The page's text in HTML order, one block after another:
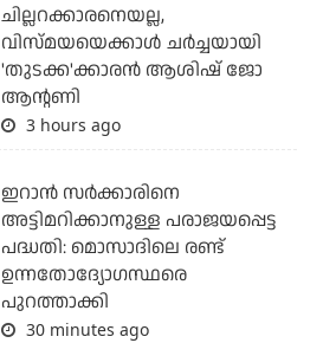
ചില്ലറക്കാരനെയല്ല,
വിസ്മയയെക്കാള്‍ ചര്‍ച്ചയായി
'തുടക്ക'ക്കാരന്‍ ആശിഷ് ജോ
ആന്റണി
3 hours ago
ഇറാന്‍ സര്‍ക്കാരിനെ
അട്ടിമറിക്കാനുള്ള പരാജയപ്പെട്ട
പദ്ധതി: മൊസാദിലെ രണ്ട്
ഉന്നതോദ്യോഗസ്ഥരെ
പുറത്താക്കി
30 minutes ago